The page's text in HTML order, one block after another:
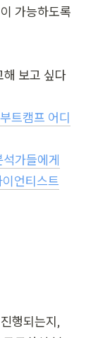
가능하도록
해 보고 싶다
트캠프 어디
가들에게
언티스트
행되는지,